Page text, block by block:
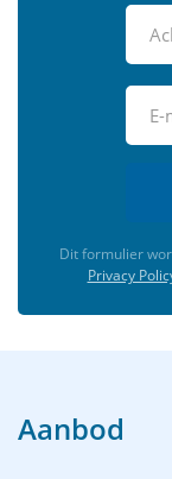
Dit formulier
Privacy
Aanbod